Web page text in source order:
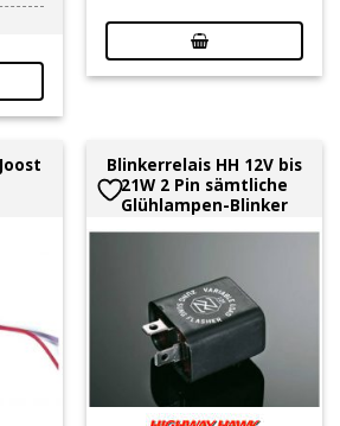
Blinkerrelais HH 12V bis
21W 2 Pin sämtliche
Glühlampen-Blinker